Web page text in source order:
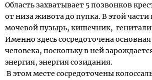
Область захватывает 5 позвонков
от низа живота до пупка. В этой части
мочевой пузырь, кишечник,
Именно здесь сосредоточена
человека, поскольку в ней
энергия, энергия созидания.
В этом месте сосредоточены